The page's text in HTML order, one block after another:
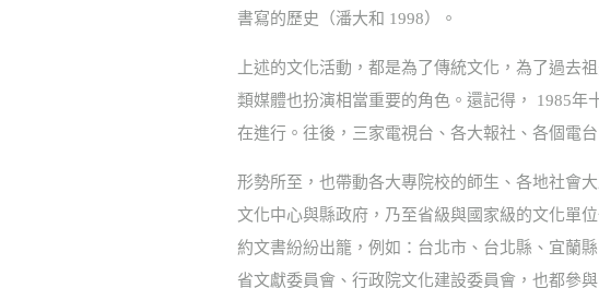
書寫的歷史（潘大和 1998）。
上述的文化活動，都是為了傳統文化，為了過去
類媒體也扮演相當重要的角色。還記得， 1985
在進行。往後，三家電視台、各大報社、各個電
形勢所至，也帶動各大專院校的師生、各地社會
文化中心與縣政府，乃至省級與國家級的文化單
約文書紛紛出籠，例如：台北市、台北縣、宜蘭
省文獻委員會、行政院文化建設委員會，也都參與